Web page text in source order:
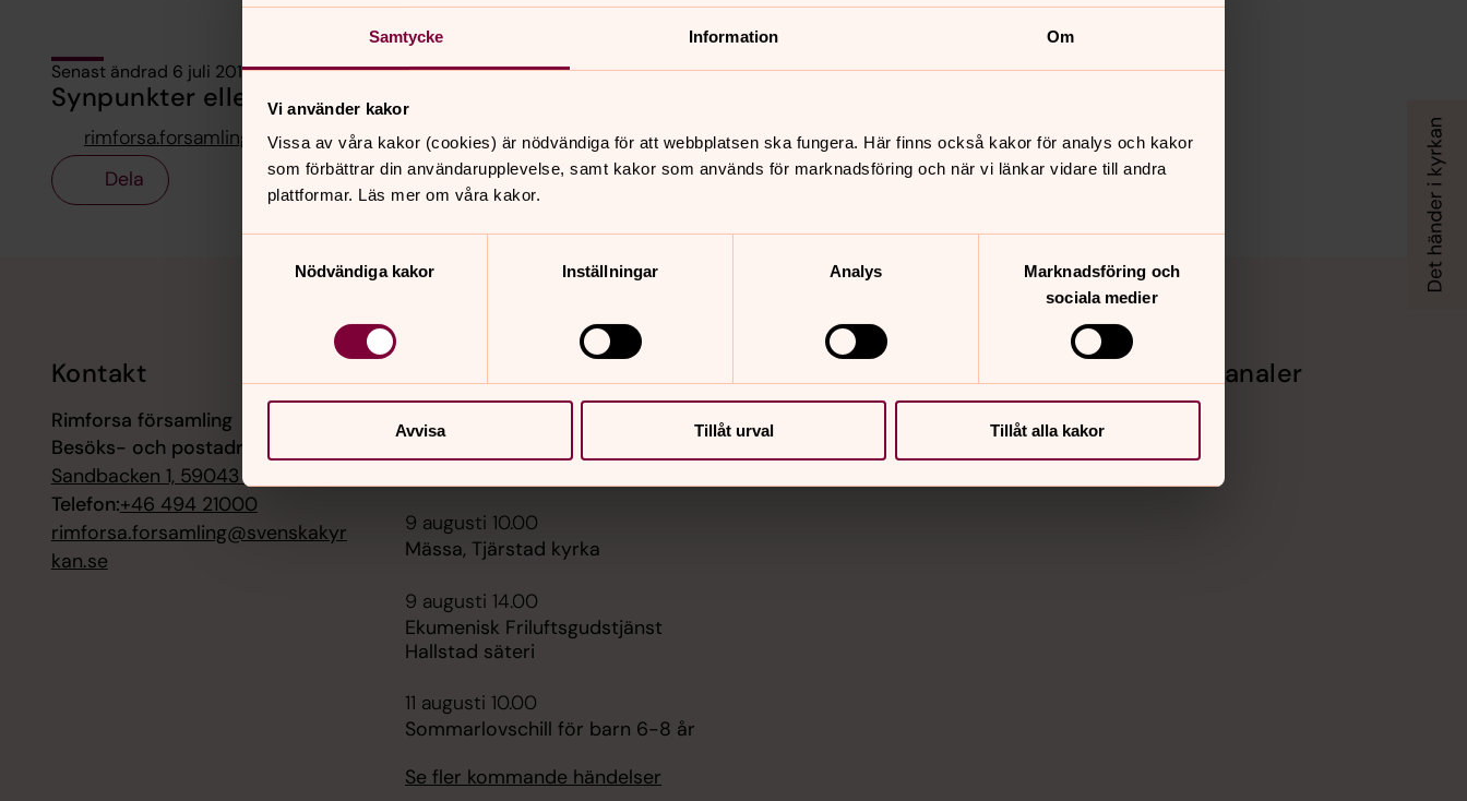
Samtycke Information Om
Vi använder kakor
Vissa av våra kakor (cookies) är nödvändiga för att webbplatsen ska fungera. Här finns också kakor för analys och kakor
som förbättrar din användarupplevelse, samt kakor som används för marknadsföring och när vi länkar vidare till andra
plattformar. Läs mer om våra kakor.
Nödvändiga kakor
Inställningar Analys
Marknadsföring och
sociala medier
Avvisa Tillåt urval Tillåt alla kakor
Senast ändrad 6 juli 2017
Synpunkter eller frågor på sidans innehåll?
rimforsa.forsamling@svenskakyrkan.se
Dela
Kontakt
Rimforsa församling
Besöks- och postadress:
Sandbacken 1, 59043 Rimforsa
Telefon:+46 494 21000
rimforsa.forsamling@svenskakyr
kan.se
8 augusti 18.00
9 augusti 10.00
Mässa, Tjärstad kyrka
9 augusti 14.00
Ekumenisk Friluftsgudstjänst
Hallstad säteri
11 augusti 10.00
Sommarlovschill för barn 6-8 år
Se fler kommande händelser
Sidkarta
Sociala kanaler
Vimeo